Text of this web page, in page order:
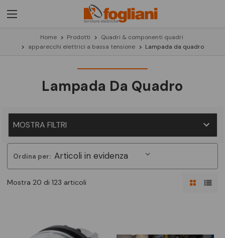
Home Prodotti
Quadri & componenti quadri
apparecchi elettrici a bassa tensione
Lampada da quadro
Lampada Da Quadro
MOSTRA FILTRI
Mostra 20 di 123 articoli
Ordina per: